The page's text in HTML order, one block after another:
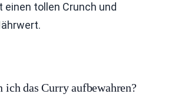
einen tollen Crunch und
ich das Curry aufbewahren?